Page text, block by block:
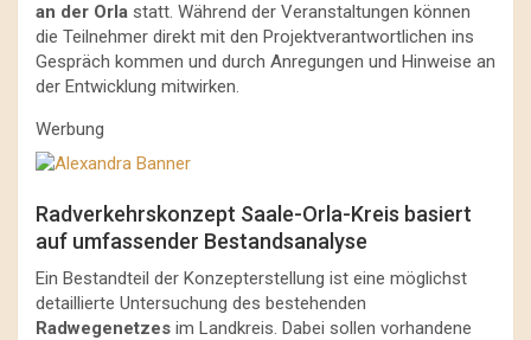
an der Orla statt. Während der Veranstaltungen können
die Teilnehmer direkt mit den Projektverantwortlichen ins
Gespräch kommen und durch Anregungen und Hinweise an
der Entwicklung mitwirken.
Werbung
Radverkehrskonzept Saale-Orla-Kreis basiert
auf umfassender Bestandsanalyse
Ein Bestandteil der Konzepterstellung ist eine möglichst
detaillierte Untersuchung des bestehenden
Radwegenetzes im Landkreis. Dabei sollen vorhandene